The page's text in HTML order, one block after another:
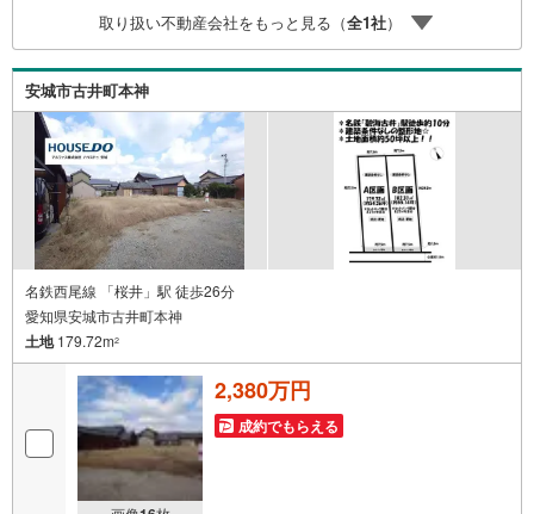
分＆キッズコーナー完備 お気軽にお電話・ご来店お待ちし
ております！-------------------
取り扱い不動産会社をもっと見る（全1社）
安城市古井町本神
名鉄西尾線 「桜井」駅 徒歩26分
愛知県安城市古井町本神
土地179.72m2
2,380万円
成約でもらえる